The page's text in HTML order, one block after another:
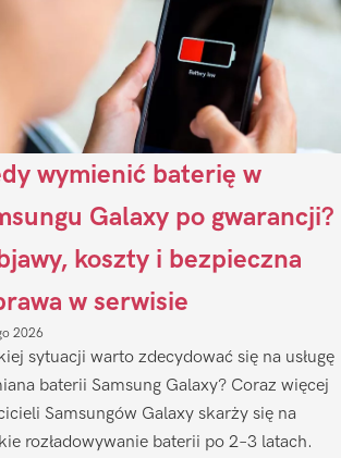
wymienić baterię w
Galaxy po gwarancji?
koszty i bezpieczna
w serwisie
2026
sytuacji warto zdecydować się na usługę
baterii Samsung Galaxy? Coraz więcej
Samsungów Galaxy skarży się na
rozładowywanie baterii po 2–3 latach.